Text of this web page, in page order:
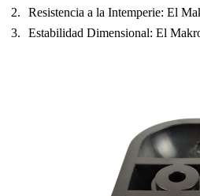
Resistencia a la Intemperie: El
Estabilidad Dimensional: El